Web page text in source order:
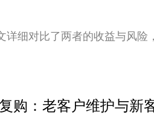
详细对比了两者的收益与风险
购：老客户维护与新